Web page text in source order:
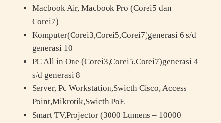
Macbook Air, Macbook Pro (Corei5 dan
Corei7)
Komputer(Corei3,Corei5,Corei7)generasi 6 s/d
generasi 10
PC All in One (Corei3,Corei5,Corei7)generasi 4
s/d generasi 8
Server, Pc Workstation,Swicth Cisco, Access
Point,Mikrotik,Swicth PoE
Smart TV,Projector (3000 Lumens – 10000